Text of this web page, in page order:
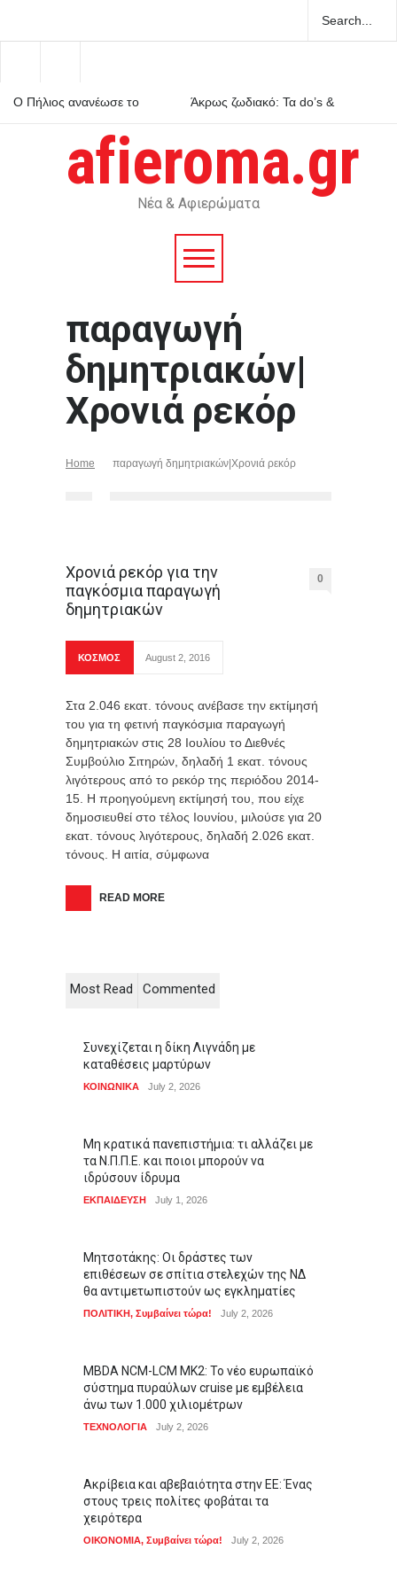
Ο Πήλιος ανανέωσε το
Άκρως ζωδιακό: Τα do’s &
Μέριλιν Μονρόε: 64 χρόνια
από τον θάνατό της – Τι είχε
πει για την Ελλάδαafieroma.gr
Νέα & Αφιερώματα
παραγωγή
δημητριακών|
Χρονιά ρεκόρ
Home παραγωγή δημητριακών|Χρονιά ρεκόρ
Χρονιά ρεκόρ για την
παγκόσμια παραγωγή
δημητριακών
0
ΚΟΣΜΟΣ August 2, 2016
Στα 2.046 εκατ. τόνους ανέβασε την εκτίμησή
του για τη φετινή παγκόσμια παραγωγή
δημητριακών στις 28 Ιουλίου το Διεθνές
Συμβούλιο Σιτηρών, δηλαδή 1 εκατ. τόνους
λιγότερους από το ρεκόρ της περιόδου 2014-
15. Η προηγούμενη εκτίμησή του, που είχε
δημοσιευθεί στο τέλος Ιουνίου, μιλούσε για 20
εκατ. τόνους λιγότερους, δηλαδή 2.026 εκατ.
τόνους. Η αιτία, σύμφωνα
READ MORE
Most Read Commented
Συνεχίζεται η δίκη Λιγνάδη με
καταθέσεις μαρτύρων
ΚΟΙΝΩΝΙΚΑ July 2, 2026
Μη κρατικά πανεπιστήμια: τι αλλάζει με
τα Ν.Π.Π.Ε. και ποιοι μπορούν να
ιδρύσουν ίδρυμα
ΕΚΠΑΙΔΕΥΣΗ July 1, 2026
Μητσοτάκης: Οι δράστες των
επιθέσεων σε σπίτια στελεχών της ΝΔ
θα αντιμετωπιστούν ως εγκληματίες
ΠΟΛΙΤΙΚΗ, Συμβαίνει τώρα! July 2, 2026
MBDA NCM-LCM MK2: Το νέο ευρωπαϊκό
σύστημα πυραύλων cruise με εμβέλεια
άνω των 1.000 χιλιομέτρων
ΤΕΧΝΟΛΟΓΙΑ July 2, 2026
Ακρίβεια και αβεβαιότητα στην ΕΕ: Ένας
στους τρεις πολίτες φοβάται τα
χειρότερα
ΟΙΚΟΝΟΜΙΑ, Συμβαίνει τώρα! July 2, 2026